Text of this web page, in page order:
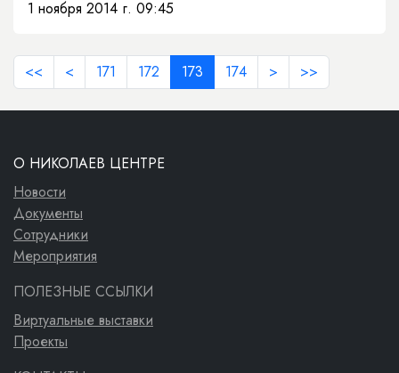
1 ноября 2014 г. 09:45
<< < 171 172 173 174 > >>
О НИКОЛАЕВ ЦЕНТРЕ
Новости
Документы
Сотрудники
Мероприятия
ПОЛЕЗНЫЕ ССЫЛКИ
Виртуальные выставки
Проекты